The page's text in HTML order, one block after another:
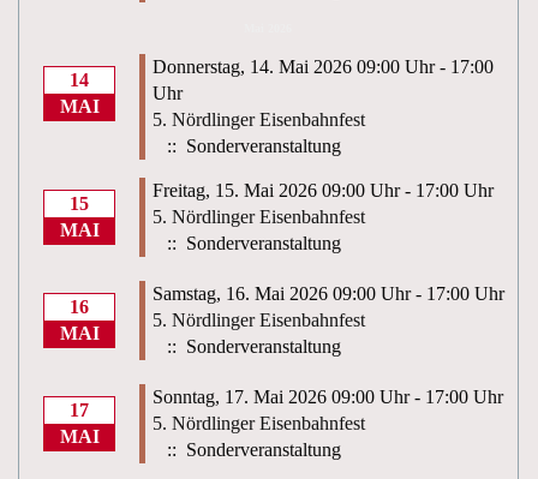
14
MAI
Donnerstag, 14. Mai 2026 09:00 Uhr - 17:00
Uhr
5. Nördlinger Eisenbahnfest
:: Sonderveranstaltung
15
MAI
Freitag, 15. Mai 2026 09:00 Uhr - 17:00 Uhr
5. Nördlinger Eisenbahnfest
:: Sonderveranstaltung
16
MAI
Samstag, 16. Mai 2026 09:00 Uhr - 17:00 Uhr
5. Nördlinger Eisenbahnfest
:: Sonderveranstaltung
17
MAI
Sonntag, 17. Mai 2026 09:00 Uhr - 17:00 Uhr
5. Nördlinger Eisenbahnfest
:: Sonderveranstaltung